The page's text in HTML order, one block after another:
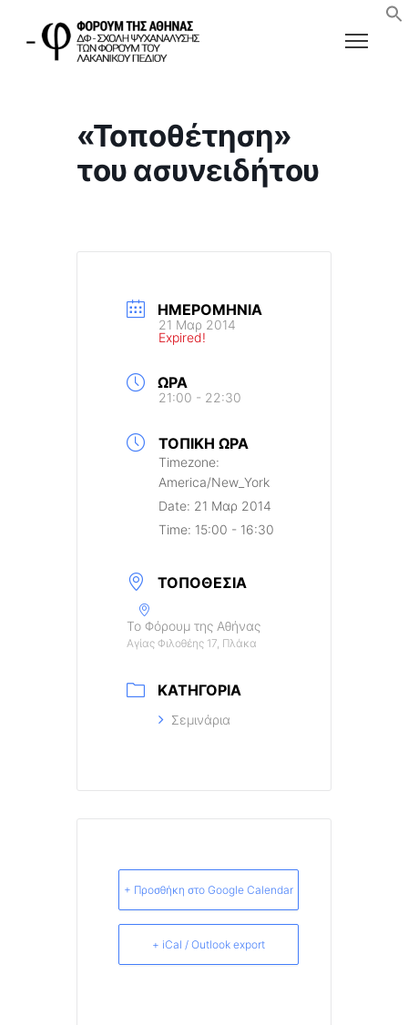
«Τοποθέτηση»
του ασυνειδήτου
ΗΜΕΡΟΜΗΝΊΑ
21 Μαρ 2014
Expired!
ΏΡΑ
21:00 - 22:30
ΤΟΠΙΚΉ ΏΡΑ
Timezone:
America/New_York
Date: 21 Μαρ 2014
Time: 15:00 - 16:30
ΤΟΠΟΘΕΣΊΑ
Το Φόρουμ της Αθήνας
Αγίας Φιλοθέης 17, Πλάκα
ΚΑΤΗΓΟΡΊΑ
Σεμινάρια
+ Προσθήκη στο Google Calendar
+ iCal / Outlook export